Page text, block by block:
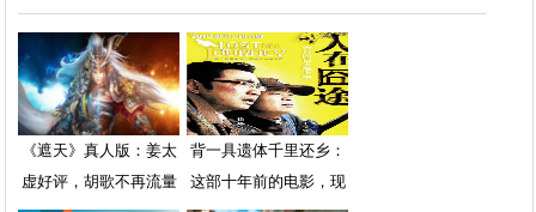
《遮天》真人版：姜太
虚好评，胡歌不再流量
背一具遗体千里还乡：
这部十年前的电影，现